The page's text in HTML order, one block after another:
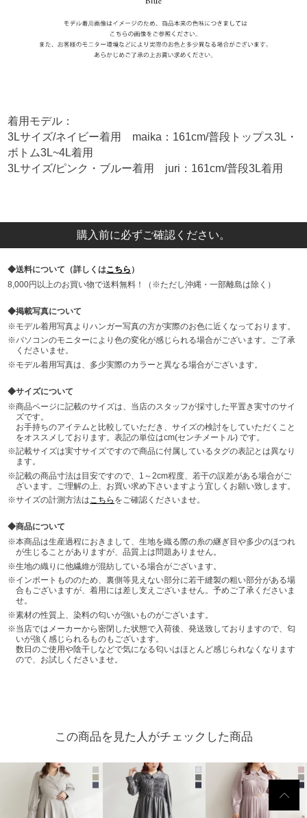
着用モデル：
3Lサイズ/ネイビー着用 maika：161cm/普段トップス3L・
ボトム3L~4L着用
3Lサイズ/ピンク・ブルー着用 juri：161cm/普段3L着用
購入前に必ずご確認ください。
送料について（詳しくはこちら ）
8,000円以上のお買い物で送料無料！（※ただし沖縄・一部離島は除く）
掲載写真について
モデル着用写真よりハンガー写真の方が実際のお色に近くなっております。
パソコンのモニターにより色の変化が感じられる場合がございます。ご了承
くださいませ。
モデル着用写真は、多少実際のカラーと異なる場合がございます。
サイズについて
商品ページに記載のサイズは、当店のスタッフが採寸した平置き実寸のサイ
ズです。
お手持ちのアイテムと比較していただき、サイズの検討をしていただくこと
をオススメしております。表記の単位はcm(センチメートル) です。
記載サイズは実寸サイズですので商品に付属しているタグの表記とは異なり
ます。
記載の商品寸法は目安ですので、1～2cm程度、若干の誤差がある場合がご
ざいます。ご理解の上、お買い求め下さいますよう宜しくお願い致します。
サイズの計測方法はこちら をご確認くださいませ。
商品について
本商品は生産過程におきまして、生地を織る際の糸の継ぎ目や多少のほつれ
が生じることがありますが、品質上は問題ありません。
生地の織りに他繊維が混紡している場合がございます。
インポートもののため、裏側等見えない部分に若干縫製の粗い部分がある場
合もございますが、着用には差し支えございません。予めご了承くださいま
せ。
素材の性質上、染料の匂いが強いものがございます。
当店ではメーカーから密閉した状態で入荷後、発送致しておりますので、匂
いが強く感じられるものもございます。
数日のご使用や陰干しなどで気になる匂いはほとんど感じられなくなります
ので、お試しくださいませ。
この商品を見た人がチェックした商品